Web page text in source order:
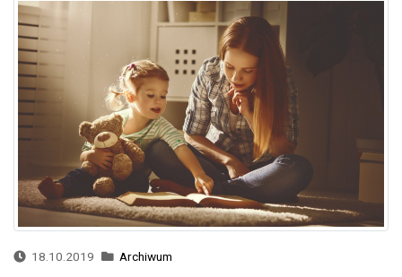
18.10.2019 Archiwum